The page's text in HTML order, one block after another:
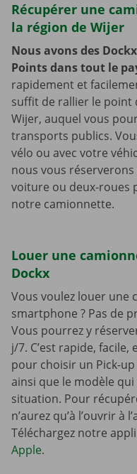
Récupérer une
la région de Wijer
Nous avons des
Points dans tout le
rapidement et
suffit de rallier le point
Wijer, auquel vous
transports publics.
vélo ou avec votre
nous vous
voiture ou deux-roues
notre camionnette.
Louer une
Dockx
Vous voulez louer une
smartphone ? Pas de
Vous pourrez y
j/7. C’est rapide, facile,
pour choisir un Pick-
ainsi que le modèle
situation. Pour
n’aurez qu’à l’ouvrir à
Téléchargez notre
Apple.